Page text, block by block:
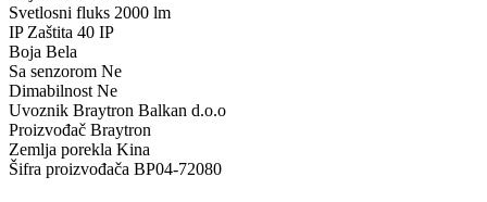
Svetlosni fluks 2000 lm
IP Zaštita 40 IP
Boja Bela
Sa senzorom Ne
Dimabilnost Ne
Uvoznik Braytron Balkan d.o.o
Proizvođač Braytron
Zemlja porekla Kina
Šifra proizvođača BP04-72080